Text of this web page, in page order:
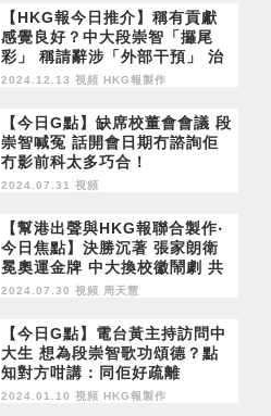
【HKG報今日推介】稱有貢獻
感覺良好？中大段崇智「攞尾
彩」 稱請辭涉「外部干預」 治
下混亂 何必賴人？
2024.12.13 視頻 HKG報製作
【今日G點】缺席校董會會議 段
崇智喊冤 話開會日期冇諮詢佢
冇影前科太多巧合！
2024.07.31 視頻
【幫港出聲與HKG報聯合製作‧
今日焦點】決勝沉著 張家朗衛
冕奧運金牌 中大換校徽鬧劇 共
燒460萬公帑 拉布礙查 巧合出
招？
2024.07.30 視頻 周天慧
【今日G點】電台黃主持訪問中
大生 想為段崇智歌功頌德？點
知對方咁講：同佢好疏離
2024.01.10 視頻 HKG報製作